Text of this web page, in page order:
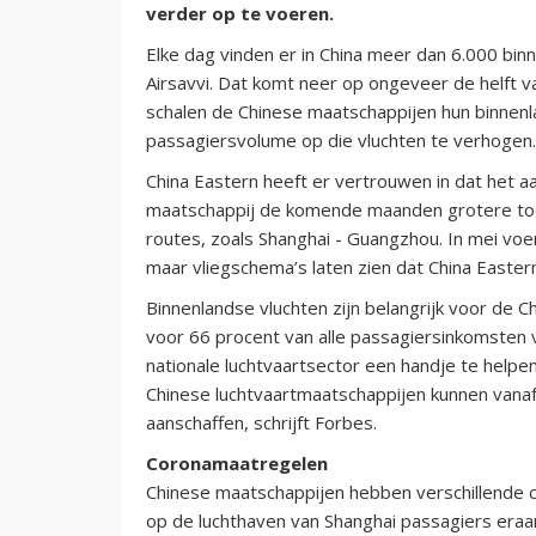
verder op te voeren.
Elke dag vinden er in China meer dan 6.000
Airsavvi. Dat komt neer op ongeveer de helft
schalen de Chinese maatschappijen hun
passagiersvolume op die vluchten te verhogen.
China Eastern heeft er vertrouwen in dat het
maatschappij de komende maanden grotere
routes, zoals Shanghai - Guangzhou. In mei
maar vliegschema’s laten zien dat China
Binnenlandse vluchten zijn belangrijk voor de
voor 66 procent van alle
nationale luchtvaartsector een handje te
Chinese luchtvaartmaatschappijen kunnen
aanschaffen, schrijft Forbes.
Coronamaatregelen
Chinese maatschappijen hebben
op de luchthaven van Shanghai passagiers